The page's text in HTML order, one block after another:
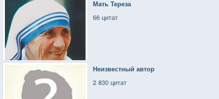
Мать Тереза
66 цитат
Неизвестный автор
2 830 цитат